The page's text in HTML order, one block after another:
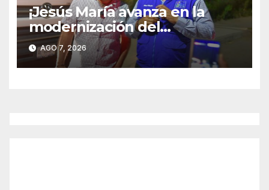
¡Jesús María avanza en la
modernización del
alumbrado público; Paso
Blanco ya cuenta con
iluminación 100 % LED!
AGO 7, 2026